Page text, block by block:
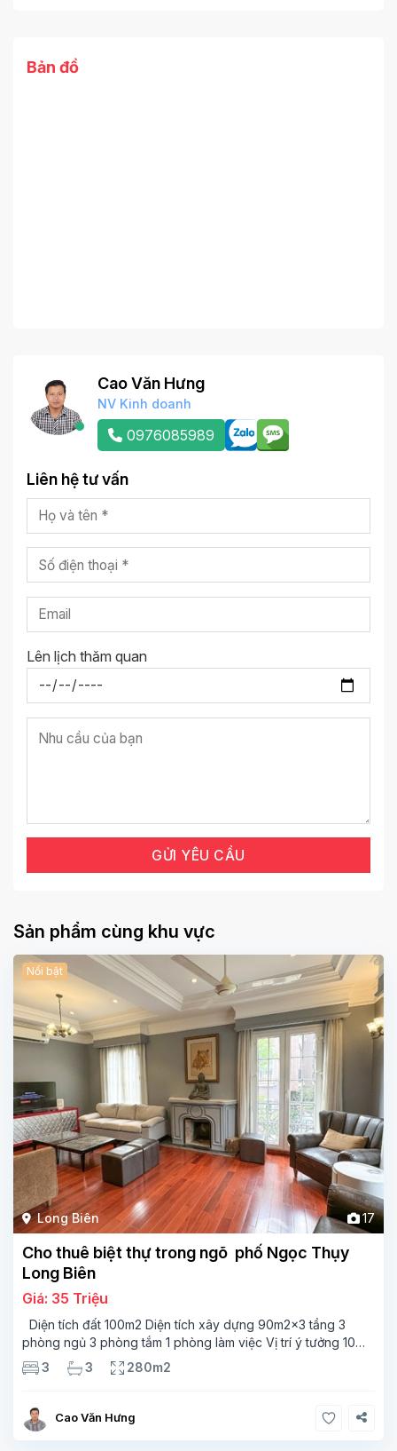
Bản đồ
Cao Văn Hưng
NV Kinh doanh
0976085989
Liên hệ tư vấn
Lên lịch thăm quan
Sản phẩm cùng khu vực
Long Biên 17
Nổi bật
Cho thuê biệt thự trong ngõ phố Ngọc Thụy
Long Biên
Giá: 35 Triệu
Diện tích đất 100m2 Diện tích xây dựng 90m2x3 tầng 3
phòng ngủ 3 phòng tắm 1 phòng làm việc Vị trí ý tưởng 10
phút đi bộ tới trường việt pháp Ngôi nhà được thiết kế theo
kiểu phát cổ,trong khu dân
3 3 280m2
Cao Văn Hưng